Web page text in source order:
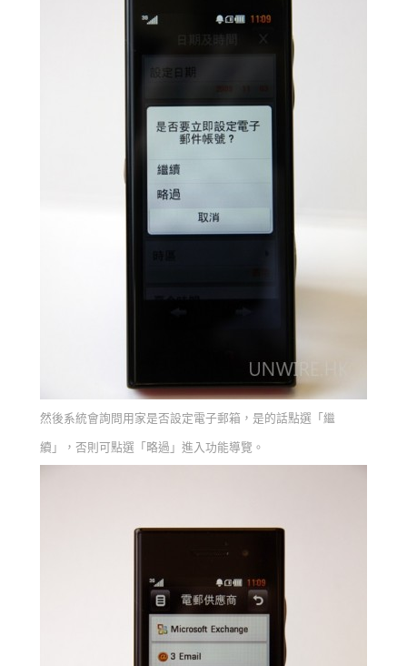
然後系統會詢問用家是否設定電子郵箱，是的話點選「繼
續」，否則可點選「略過」進入功能導覽。